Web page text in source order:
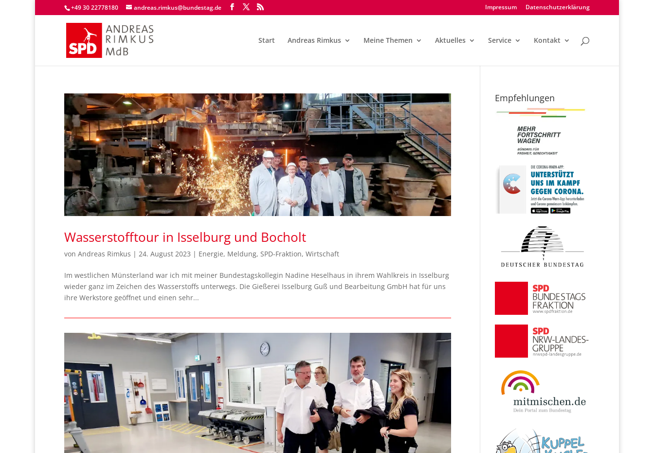
+49 30 22778180 andreas.rimkus@bundestag.de Impressum Datenschutzerklärung
Start Andreas Rimkus Meine Themen Aktuelles Service Kontakt
Wasserstofftour in Isselburg und Bocholt
von Andreas Rimkus | 24. August 2023 | Energie, Meldung, SPD-Fraktion, Wirtschaft
Im westlichen Münsterland war ich mit meiner Bundestagskollegin Nadine Heselhaus in ihrem Wahlkreis in Isselburg
wieder ganz im Zeichen des Wasserstoffs unterwegs. Die Gießerei Isselburg Guß und Bearbeitung GmbH hat für uns
ihre Werkstore geöffnet und einen sehr...
Empfehlungen